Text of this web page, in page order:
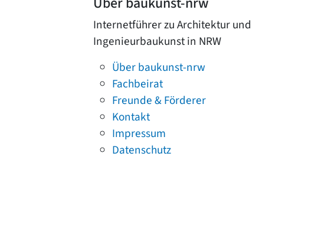
Internetführer zu Architektur und
Ingenieurbaukunst in NRW
Über baukunst-nrw
Fachbeirat
Freunde & Förderer
Kontakt
Impressum
Datenschutz